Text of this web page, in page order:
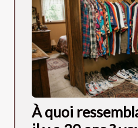
À quoi